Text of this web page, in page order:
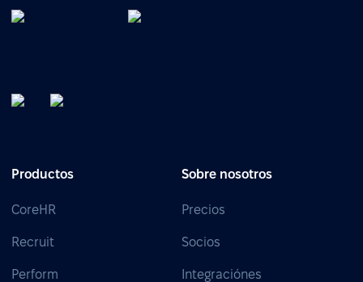
Productos
CoreHR
Recruit
Perform
Sobre nosotros
Precios
Socios
Integraciónes